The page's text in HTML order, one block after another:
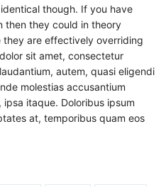
though. If you have
then they could in theory
are effectively overriding
sit amet, consectetur
autem, quasi eligendi
molestias accusantium
itaque. Doloribus ipsum
at, temporibus quam eos